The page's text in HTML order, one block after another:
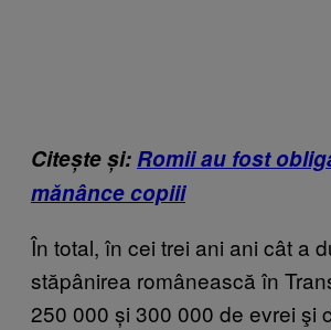
Citește și: Romii au fost
mănânce copiii
În total, în cei trei ani ani cât a
stăpânirea românească în
250 000 și 300 000 de evrei şi